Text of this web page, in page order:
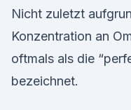
Nicht zuletzt
Konzentration an
oftmals als die
bezeichnet.